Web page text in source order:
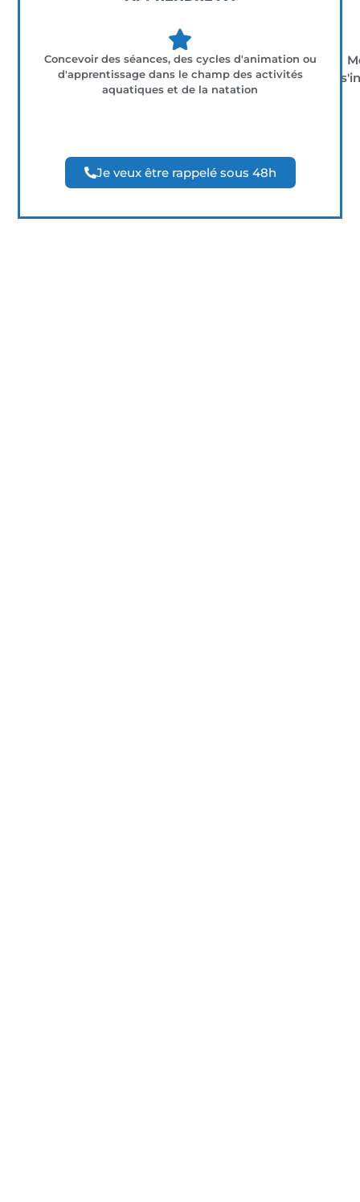
Concevoir des séances, des cycles d'animation ou
d'apprentissage dans le champ des activités
aquatiques et de la natation
Je veux être rappelé sous 48h